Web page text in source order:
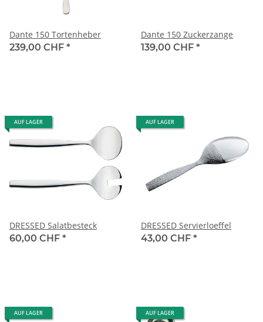
Dante 150 Tortenheber
239,00 CHF *
Dante 150 Zuckerzange
139,00 CHF *
AUF LAGER
DRESSED Salatbesteck
60,00 CHF *
AUF LAGER
DRESSED Servierloeffel
43,00 CHF *
AUF LAGER AUF LAGER